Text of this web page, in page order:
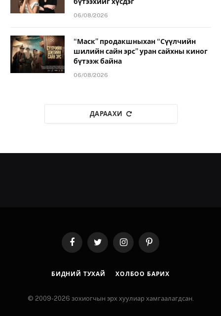
06/08/2026
“Маск” продакшныхан “Сүүлчийн
шилийн сайн эрс” уран сайхны киног
бүтээж байна
06/08/2026
ДАРААХИ
FacebookTwitter InstagramPinterest
БИДНИЙ ТУХАЙ ХОЛБОО БАРИХ
© 2009-2026 зохиогчын эрх хуулиар хамгаалагдсан.